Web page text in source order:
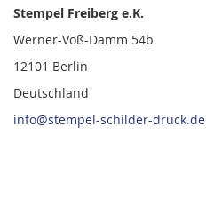
Stempel Freiberg e.K.
Werner-Voß-Damm 54b
12101 Berlin
Deutschland
info@stempel-schilder-druck.de